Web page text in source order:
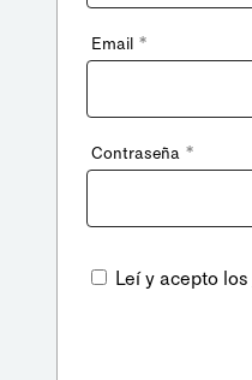
Email *
Contraseña *
Leí y acepto los